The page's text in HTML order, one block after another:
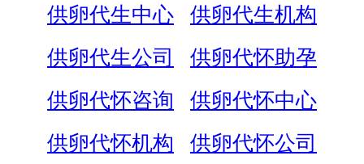
供卵代生中心
供卵代生机构
供卵代生公司
供卵代怀助孕
供卵代怀咨询
供卵代怀中心
供卵代怀机构
供卵代怀公司